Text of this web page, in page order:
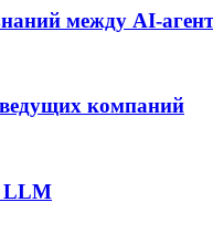
между AI-
компаний
LLM